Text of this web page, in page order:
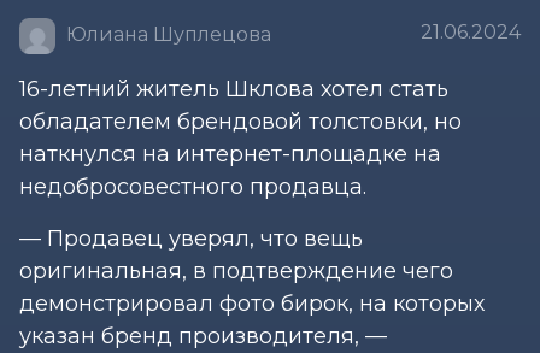
Юлиана Шуплецова 21.06.2024
16-летний житель Шклова хотел стать
обладателем брендовой толстовки, но
наткнулся на интернет-площадке на
недобросовестного продавца.
— Продавец уверял, что вещь
оригинальная, в подтверждение чего
демонстрировал фото бирок, на которых
указан бренд производителя, —